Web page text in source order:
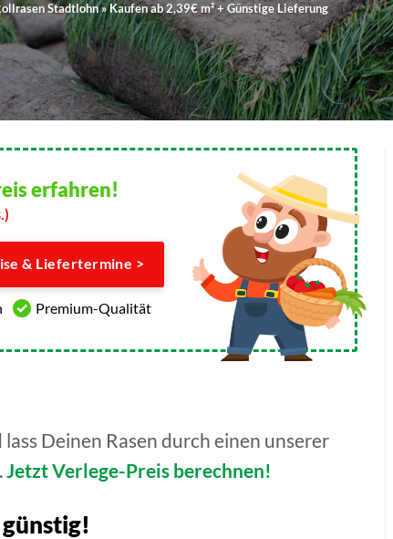
Stadtlohn » Kaufen ab 2,39€ m² + Günstige Lieferung
erfahren!
& Liefertermine >
Premium-Qualität
Deinen Rasen durch einen unserer
Jetzt Verlege-Preis berechnen!